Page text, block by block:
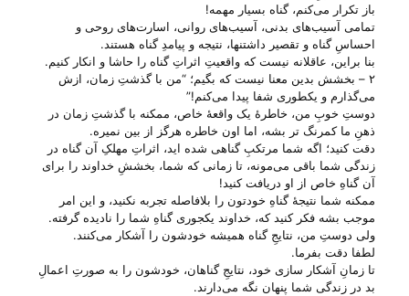
باز تکرار می‌‌کنم، گناه بسیار مهمه!
تمامی آسیب‌های بدنی، آسیب‌های روانی، اسارت‌های روحی و
احساسِ گناه و تقصیر داشتنها، نتیجه و پیامدِ گناه هستند.
بنا براین، عاقلانه نیست که واقعیتِ اثراتِ گناه را حاشا و انکار کنیم.
۲ – بخشش بدین معنا نیست که بگیم؛ “من با گذشتِ زمان، ازش
می‌‌گذارم و یکطوری شفا پیدا می‌‌کنم!”
دوستِ خوبِ من، خاطرهٔ یک واقعهٔ خاص، ممکنه با گذشتِ زمان در
ذهنِ ما کمرنگ تر بشه، اما اون خاطره هرگز از بین نمیره.
دقت کنید؛ اگه شما مرتکبِ گناهی شده اید، اثراتِ مهلکِ آن گناه در
زندگی شما باقی می‌‌مونه، تا زمانی که شما، بخششِ خداوند را برای
آن گناهِ خاص از او دریافت کنید!
ممکنه شما نتیجهٔ گناهِ خودتون را بلافاصله تجربه نکنید، و این امر
موجب بشه فکر کنید که، خداوند یکجوری گناهِ شما را نادیده گرفته.
ولی‌ دوستِ من، نتایجِ گناه همیشه خودشون را آشکار می‌‌کنند.
لطفا دقت بفرما.
تا زمانِ آشکار سازی خود، نتایجِ گناهان، خودشون را به صورتِ اعمالِ
بد در زندگی شما پنهان نگه می‌‌دارند.